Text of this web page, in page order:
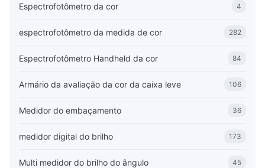
Espectrofotômetro da cor 4
espectrofotômetro da medida de cor 282
Espectrofotômetro Handheld da cor 84
Armário da avaliação da cor da caixa leve 106
Medidor do embaçamento 36
medidor digital do brilho 173
Multi medidor do brilho do ângulo 45